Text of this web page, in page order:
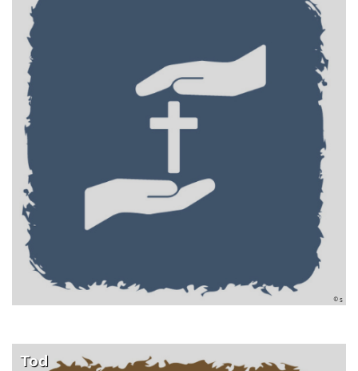
© s
Tod